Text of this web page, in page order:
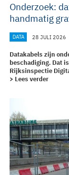
Onderzoek:
handmatig
DATA 28 JULI 2026
Datakabels zijn
beschadiging. Dat
Rijksinspectie
> Lees verder